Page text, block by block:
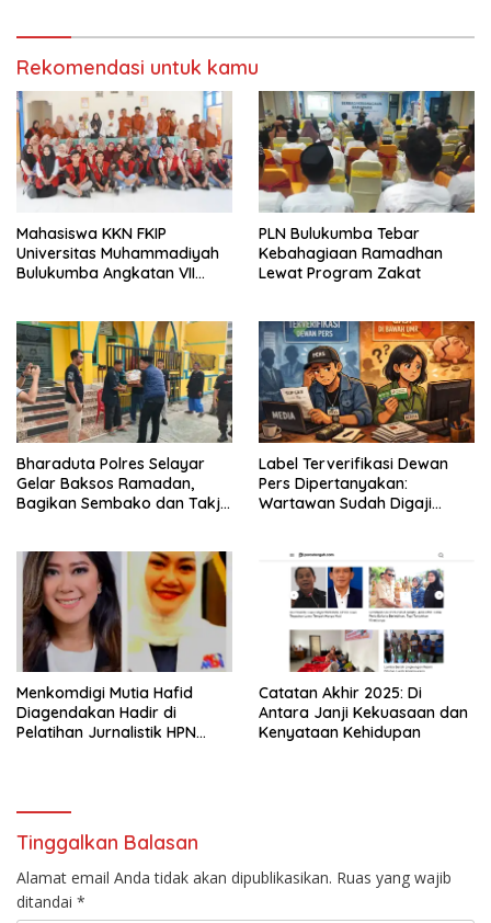
Rekomendasi untuk kamu
Mahasiswa KKN FKIP
Universitas Muhammadiyah
Bulukumba Angkatan VII
PLN Bulukumba Tebar
Kebahagiaan Ramadhan
Lewat Program Zakat
Bharaduta Polres Selayar
Gelar Baksos Ramadan,
Bagikan Sembako dan Takjil
Label Terverifikasi Dewan
Pers Dipertanyakan:
Wartawan Sudah Digaji
Menkomdigi Mutia Hafid
Diagendakan Hadir di
Pelatihan Jurnalistik HPN
‎Catatan Akhir 2025: Di
Antara Janji Kekuasaan dan
Kenyataan Kehidupan
Tinggalkan Balasan
Alamat email Anda tidak akan dipublikasikan. Ruas yang wajib
ditandai *